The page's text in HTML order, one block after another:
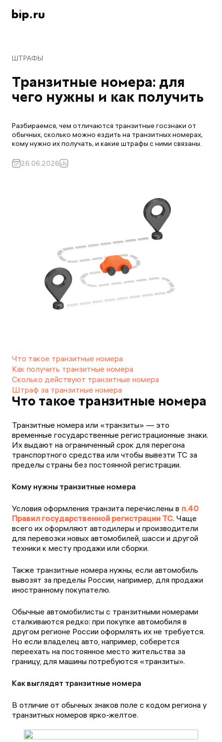
ШТРАФЫ
Транзитные номера: для
чего нужны и как получить
Разбираемся, чем отличаются транзитные госзнаки от
обычных, сколько можно ездить на транзитных номерах,
кому нужно их получать, и какие штрафы с ними связаны.
26.06.2026
Что такое транзитные номера
Как получить транзитные номера
Сколько действуют транзитные номера
Штраф за транзитные номера
Что такое транзитные номера
Транзитные номера или «транзиты» — это
временные государственные регистрационные знаки.
Их выдают на ограниченный срок для перегона
транспортного средства или чтобы вывезти ТС за
пределы страны без постоянной регистрации.
Кому нужны транзитные номера
Условия оформления транзита перечислены в п.40
Правил государственной регистрации ТС. Чаще
всего их оформляют автодилеры и производители
для перевозки новых автомобилей, шасси и другой
техники к месту продажи или сборки.
Также транзитные номера нужны, если автомобиль
вывозят за пределы России, например, для продажи
иностранному покупателю.
Обычные автомобилисты с транзитными номерами
сталкиваются редко: при покупке автомобиля в
другом регионе России оформлять их не требуется.
Но если владелец авто, например, соберется
переехать на постоянное место жительства за
границу, для машины потребуются «транзиты».
Как выглядят транзитные номера
В отличие от обычных знаков поле с кодом региона у
транзитных номеров ярко-желтое.